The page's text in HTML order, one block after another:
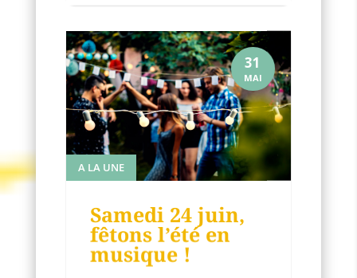
31
MAI
A LA UNE
Samedi 24 juin,
fêtons l’été en
musique !